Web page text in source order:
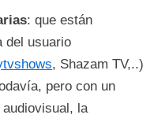
: que están
del usuario
, Shazam TV,..)
pero con un
la